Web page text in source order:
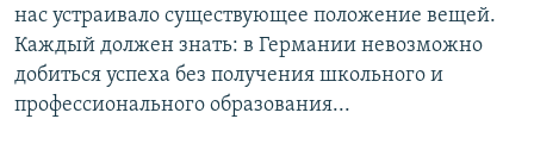
нас устраивало существующее положение вещей.
Каждый должен знать: в Германии невозможно
добиться успеха без получения школьного и
профессионального образования...